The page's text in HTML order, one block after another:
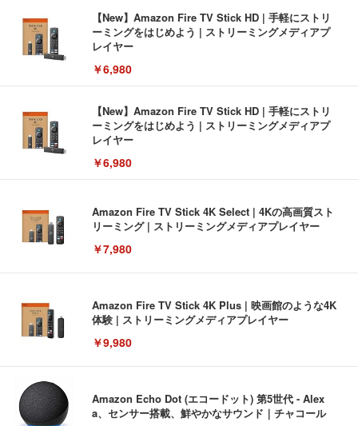
【New】Amazon Fire TV Stick HD | 手軽にストリ
ーミングをはじめよう | ストリーミングメディアプ
レイヤー
￥6,980
【New】Amazon Fire TV Stick HD | 手軽にストリ
ーミングをはじめよう | ストリーミングメディアプ
レイヤー
￥6,980
Amazon Fire TV Stick 4K Select | 4Kの高画質スト
リーミング | ストリーミングメディアプレイヤー
￥7,980
Amazon Fire TV Stick 4K Plus | 映画館のような4K
体験 | ストリーミングメディアプレイヤー
￥9,980
Amazon Echo Dot (エコードット) 第5世代 - Alex
a、センサー搭載、鮮やかなサウンド｜チャコール